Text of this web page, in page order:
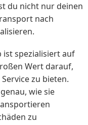
du nicht nur deinen
nach
spezialisiert auf
Wert darauf,
zu bieten.
wie sie
zu